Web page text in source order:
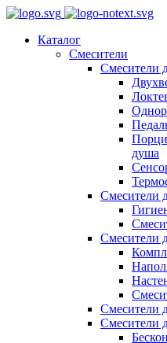
Каталог
Смесители
Смесители
душа
Смесители
Смесители
Смесители
Смесители